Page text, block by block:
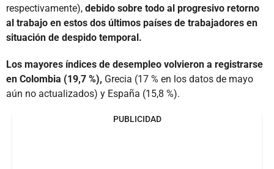
respectivamente), debido sobre todo al progresivo retorno
al trabajo en estos dos últimos países de trabajadores en
situación de despido temporal.
Los mayores índices de desempleo volvieron a registrarse
en Colombia (19,7 %), Grecia (17 % en los datos de mayo
aún no actualizados) y España (15,8 %).
PUBLICIDAD